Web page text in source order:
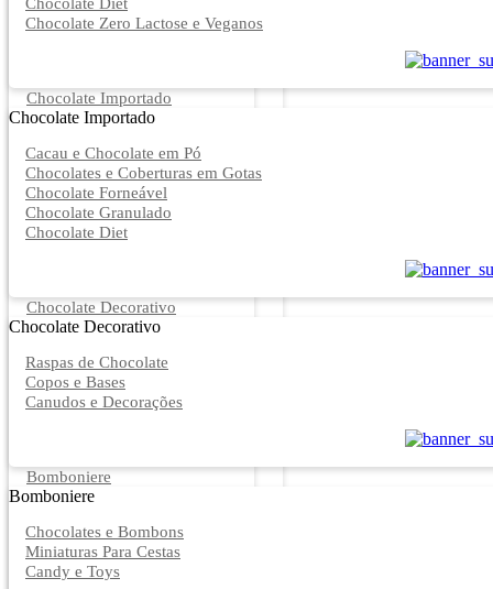
Chocolate Zero Lactose e Veganos
Chocolate Importado
Chocolate Importado
Cacau e Chocolate em Pó
Chocolates e Coberturas em Gotas
Chocolate Forneável
Chocolate Granulado
Chocolate Diet
Chocolate Decorativo
Chocolate Decorativo
Raspas de Chocolate
Copos e Bases
Canudos e Decorações
Bomboniere
Bomboniere
Chocolates e Bombons
Miniaturas Para Cestas
Candy e Toys